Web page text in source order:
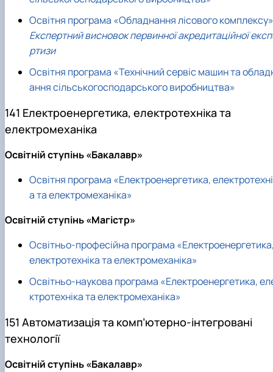
Освітня програма «Обладнання лісового комплексу»
Експертний висновок первинної акредитаційної
ртизи
Освітня програма «Технічний сервіс машин та
ання сільськогосподарського виробництва»
141 Електроенергетика, електротехніка та
електромеханіка
Освітній ступінь «Бакалавр»
Освітня програма «Електроенергетика,
а та електромеханіка»
Освітній ступінь «Магістр»
Освітньо-професійна програма
електротехніка та електромеханіка»
Освітньо-наукова програма «Електроенергетика,
ктротехніка та електромеханіка»
151 Автоматизація та комп’ютерно-інтегровані
технології
Освітній ступінь «Бакалавр»